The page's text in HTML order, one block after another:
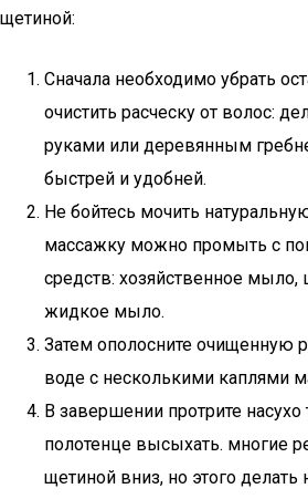
щетиной:
Сначала необходимо убрать
очистить расческу от волос:
руками или деревянным
быстрей и удобней.
Не бойтесь мочить
массажку можно промыть с
средств: хозяйственное
жидкое мыло.
Затем ополосните очищенную
воде с несколькими каплями
В завершении протрите
полотенце высыхать. многие
щетиной вниз, но этого делать